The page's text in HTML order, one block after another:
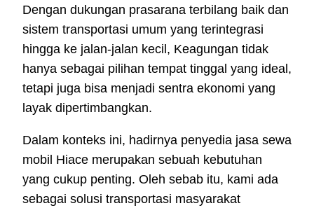
Dengan dukungan prasarana terbilang baik dan
sistem transportasi umum yang terintegrasi
hingga ke jalan-jalan kecil, Keagungan tidak
hanya sebagai pilihan tempat tinggal yang ideal,
tetapi juga bisa menjadi sentra ekonomi yang
layak dipertimbangkan.
Dalam konteks ini, hadirnya penyedia jasa sewa
mobil Hiace merupakan sebuah kebutuhan
yang cukup penting. Oleh sebab itu, kami ada
sebagai solusi transportasi masyarakat